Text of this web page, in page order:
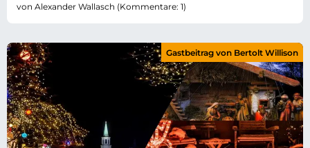
von Alexander Wallasch (Kommentare: 1)
Gastbeitrag von Bertolt Willison